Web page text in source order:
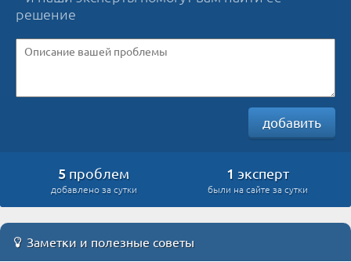
решение
добавить
5 проблем
добавлено за сутки
1 эксперт
были на сайте за сутки
Заметки и полезные советы